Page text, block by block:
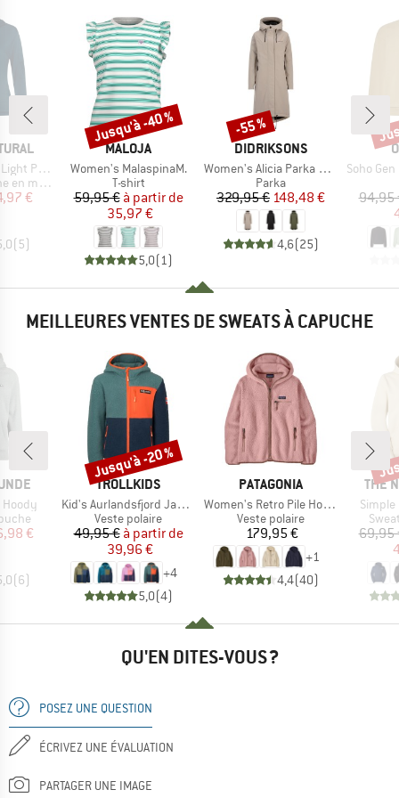
Hoodie
mérinos
réduit
€
(5)
MARQUE
MALOJA
Article
Women's MalaspinaM.
Product group
T-shirt
Prix
59,95 € Prix réduit
à partir de
35,97 €
5,0(1 )
Remise
Jusqu'à -40 %
MARQUE
DIDRIKSONS
Article
Women's Alicia Parka Long 3
Product group
Parka
Prix
329,95 €Prix réduit
148,48 €
4,6(25)
Remise
-55 %
Article
Soho Gen
94,95
MEILLEURES VENTES DE SWEATS À CAPUCHE
réduit
€
(6)
MARQUE
TROLLKIDS
Article
Kid's Aurlandsfjord Jacket
Product group
Veste polaire
Prix
49,95 € Prix réduit
à partir de
39,96 €
+4
5,0(4)
Remise
Jusqu'à -20 %
MARQUE
PATAGONIA
Article
Women's Retro Pile Hoody
Product group
Veste polaire
Prix
179,95 €
+1
4,4(40)
THE
Article
Simple
69,95
QU'EN DITES-VOUS ?
POSEZ UNE QUESTION
ÉCRIVEZ UNE ÉVALUATION
PARTAGER UNE IMAGE